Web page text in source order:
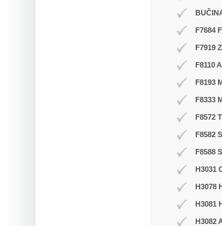
F7684
F7919
F8110
F8193
F8333
F8572
F8582
F8588
H3031
H3078
H3081
H3082